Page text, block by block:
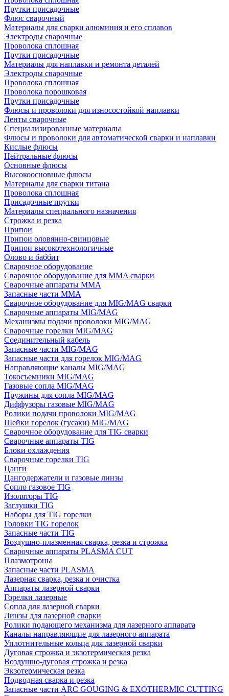
Прутки присадочные
Флюс сварочный
Материалы для сварки алюминия и его сплавов
Электроды сварочные
Проволока сплошная
Прутки присадочные
Материалы для наплавки и ремонта деталей
Электроды сварочные
Проволока сплошная
Проволока порошковая
Прутки присадочные
Флюсы и проволоки для износостойкой наплавки
Ленты сварочные
Специализированные материалы
Флюсы и проволоки для автоматической сварки и наплавки
Кислые флюсы
Нейтральные флюсы
Основные флюсы
Высокоосновные флюсы
Материалы для сварки титана
Проволока сплошная
Присадочные прутки
Материалы специального назначения
Строжка и резка
Припои
Припои оловянно-свинцовые
Припои высокотехнологичные
Олово и баббит
Сварочное оборудование
Сварочное оборудование для MMA сварки
Сварочные аппараты MMA
Запасные части MMA
Сварочное оборудование для MIG/MAG сварки
Сварочные аппараты MIG/MAG
Механизмы подачи проволоки MIG/MAG
Сварочные горелки MIG/MAG
Соединительный кабель
Запасные части MIG/MAG
Запасные части для горелок MIG/MAG
Направляющие каналы MIG/MAG
Токосъемники MIG/MAG
Газовые сопла MIG/MAG
Пружины для сопла MIG/MAG
Диффузоры газовые MIG/MAG
Ролики подачи проволоки MIG/MAG
Шейки горелок (гусаки) MIG/MAG
Сварочное оборудование для TIG сварки
Сварочные аппараты TIG
Блоки охлаждения
Сварочные горелки TIG
Цанги
Цангодержатели и газовые линзы
Сопло газовое TIG
Изоляторы TIG
Заглушки TIG
Наборы для TIG горелки
Головки TIG горелок
Запасные части TIG
Воздушно-плазменная сварка, резка и строжка
Сварочные аппараты PLASMA CUT
Плазмотроны
Запасные части PLASMA
Лазерная сварка, резка и очистка
Аппараты лазерной сварки
Горелки лазерные
Сопла для лазерной сварки
Линзы для лазерной сварки
Ролики подающего механизма для лазерного аппарата
Каналы направляющие для лазерного аппарата
Уплотнительные кольца для лазерной сварки
Дуговая строжка и экзотермическая резка
Воздушно-дуговая строжка и резка
Экзотермическая резка
Подводная сварка и резка
Запасные части ARC GOUGING & EXOTHERMIC CUTTING